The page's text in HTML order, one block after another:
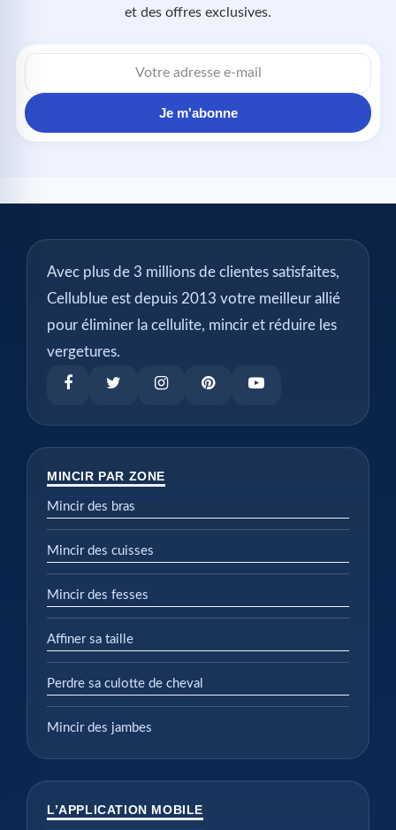
et des offres exclusives.
Adresse
e-
Je m'abonne
Avec plus de 3 millions de clientes satisfaites,
Cellublue est depuis 2013 votre meilleur allié
pour éliminer la cellulite, mincir et réduire les
vergetures.
MINCIR PAR ZONE
Mincir des bras
Mincir des cuisses
Mincir des fesses
Affiner sa taille
Perdre sa culotte de cheval
Mincir des jambes
L’APPLICATION MOBILE